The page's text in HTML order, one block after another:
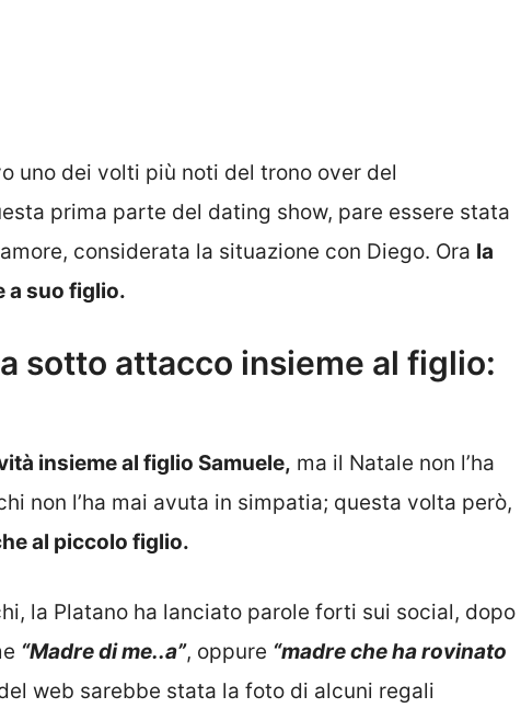
uno dei volti più noti del trono over del
prima parte del dating show, pare essere stata
considerata la situazione con Diego. Ora la
a suo figlio.
sotto attacco insieme al figlio:
insieme al figlio Samuele, ma il Natale non l’ha
non l’ha mai avuta in simpatia; questa volta però,
al piccolo figlio.
la Platano ha lanciato parole forti sui social, dopo
“Madre di me..a”, oppure “madre che ha rovinato
web sarebbe stata la foto di alcuni regali